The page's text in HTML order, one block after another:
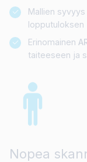
Mallien
lopputuloksen
Erinomainen
taiteeseen ja
Nopea